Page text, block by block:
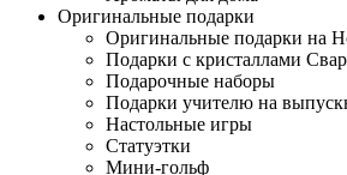
Оригинальные подарки
Оригинальные подарки на
Подарки с кристаллами
Подарочные наборы
Подарки учителю на
Настольные игры
Статуэтки
Мини-гольф